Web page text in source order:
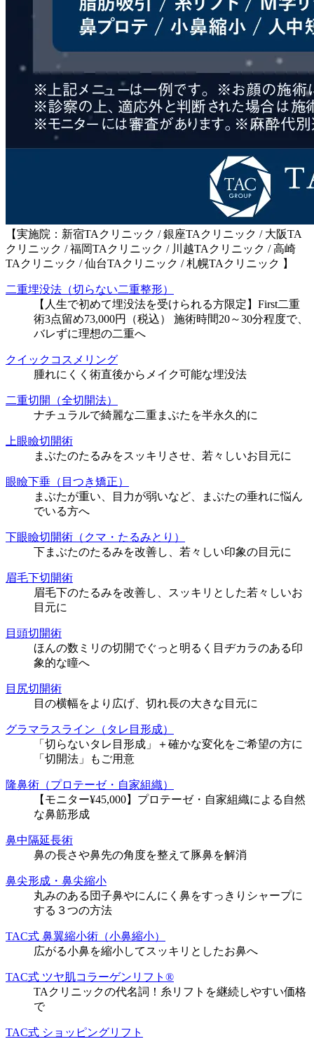
【実施院：新宿TAクリニック / 銀座TAクリニック / 大阪TA
クリニック / 福岡TAクリニック / 川越TAクリニック / 高崎
TAクリニック / 仙台TAクリニック / 札幌TAクリニック 】
二重埋没法（切らない二重整形）
【人生で初めて埋没法を受けられる方限定】First二重
術3点留め73,000円（税込） 施術時間20～30分程度で、
バレずに理想の二重へ
クイックコスメリング
腫れにくく術直後からメイク可能な埋没法
二重切開（全切開法）
ナチュラルで綺麗な二重まぶたを半永久的に
上眼瞼切開術
まぶたのたるみをスッキリさせ、若々しいお目元に
眼瞼下垂（目つき矯正）
まぶたが重い、目力が弱いなど、まぶたの垂れに悩ん
でいる方へ
下眼瞼切開術（クマ・たるみとり）
下まぶたのたるみを改善し、若々しい印象の目元に
眉毛下切開術
眉毛下のたるみを改善し、スッキリとした若々しいお
目元に
目頭切開術
ほんの数ミリの切開でぐっと明るく目ヂカラのある印
象的な瞳へ
目尻切開術
目の横幅をより広げ、切れ長の大きな目元に
グラマラスライン（タレ目形成）
「切らないタレ目形成」＋確かな変化をご希望の方に
「切開法」もご用意
隆鼻術（プロテーゼ・自家組織）
【モニター¥45,000】プロテーゼ・自家組織による自然
な鼻筋形成
鼻中隔延長術
鼻の長さや鼻先の角度を整えて豚鼻を解消
鼻尖形成・鼻尖縮小
丸みのある団子鼻やにんにく鼻をすっきりシャープに
する３つの方法
TAC式 鼻翼縮小術（小鼻縮小）
広がる小鼻を縮小してスッキリとしたお鼻へ
TAC式 ツヤ肌コラーゲンリフト®
TAクリニックの代名詞！糸リフトを継続しやすい価格
で
TAC式 ショッピングリフト